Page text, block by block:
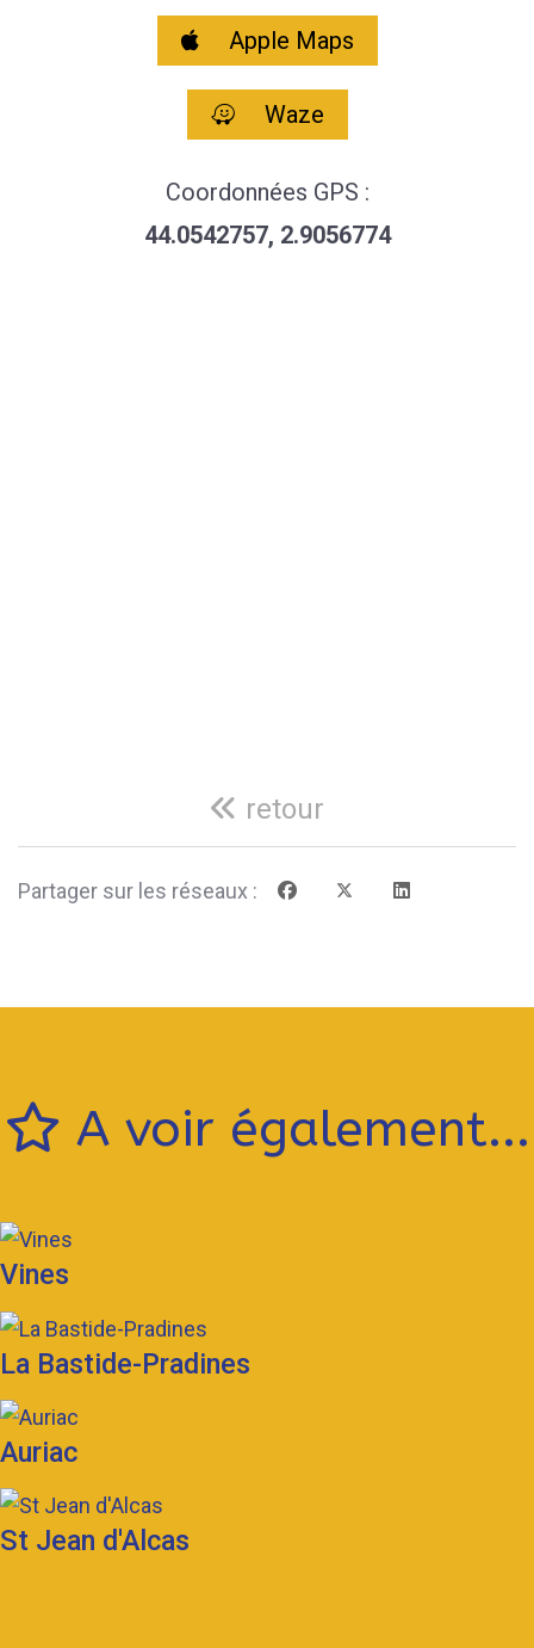
Apple Maps
Waze
Coordonnées GPS :
44.0542757, 2.9056774
retour
Partager sur les réseaux :
A voir également...
Vines
La Bastide-Pradines
Auriac
St Jean d'Alcas